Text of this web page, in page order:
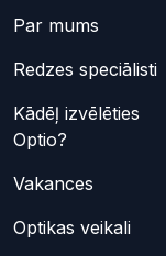
Par mums
Redzes speciālisti
Kādēļ izvēlēties
Optio?
Vakances
Optikas veikali